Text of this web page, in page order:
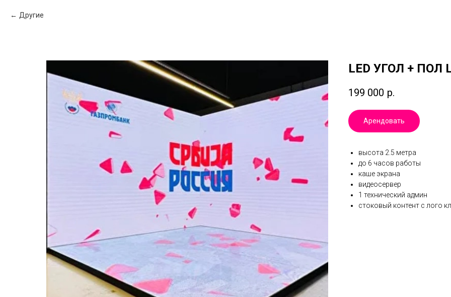
Другие
LED УГОЛ + ПОЛ
199 000 р.
Арендовать
высота 2.5 метра
до 6 часов работы
каше экрана
видеосервер
1 технический админ
стоковый контент с лого